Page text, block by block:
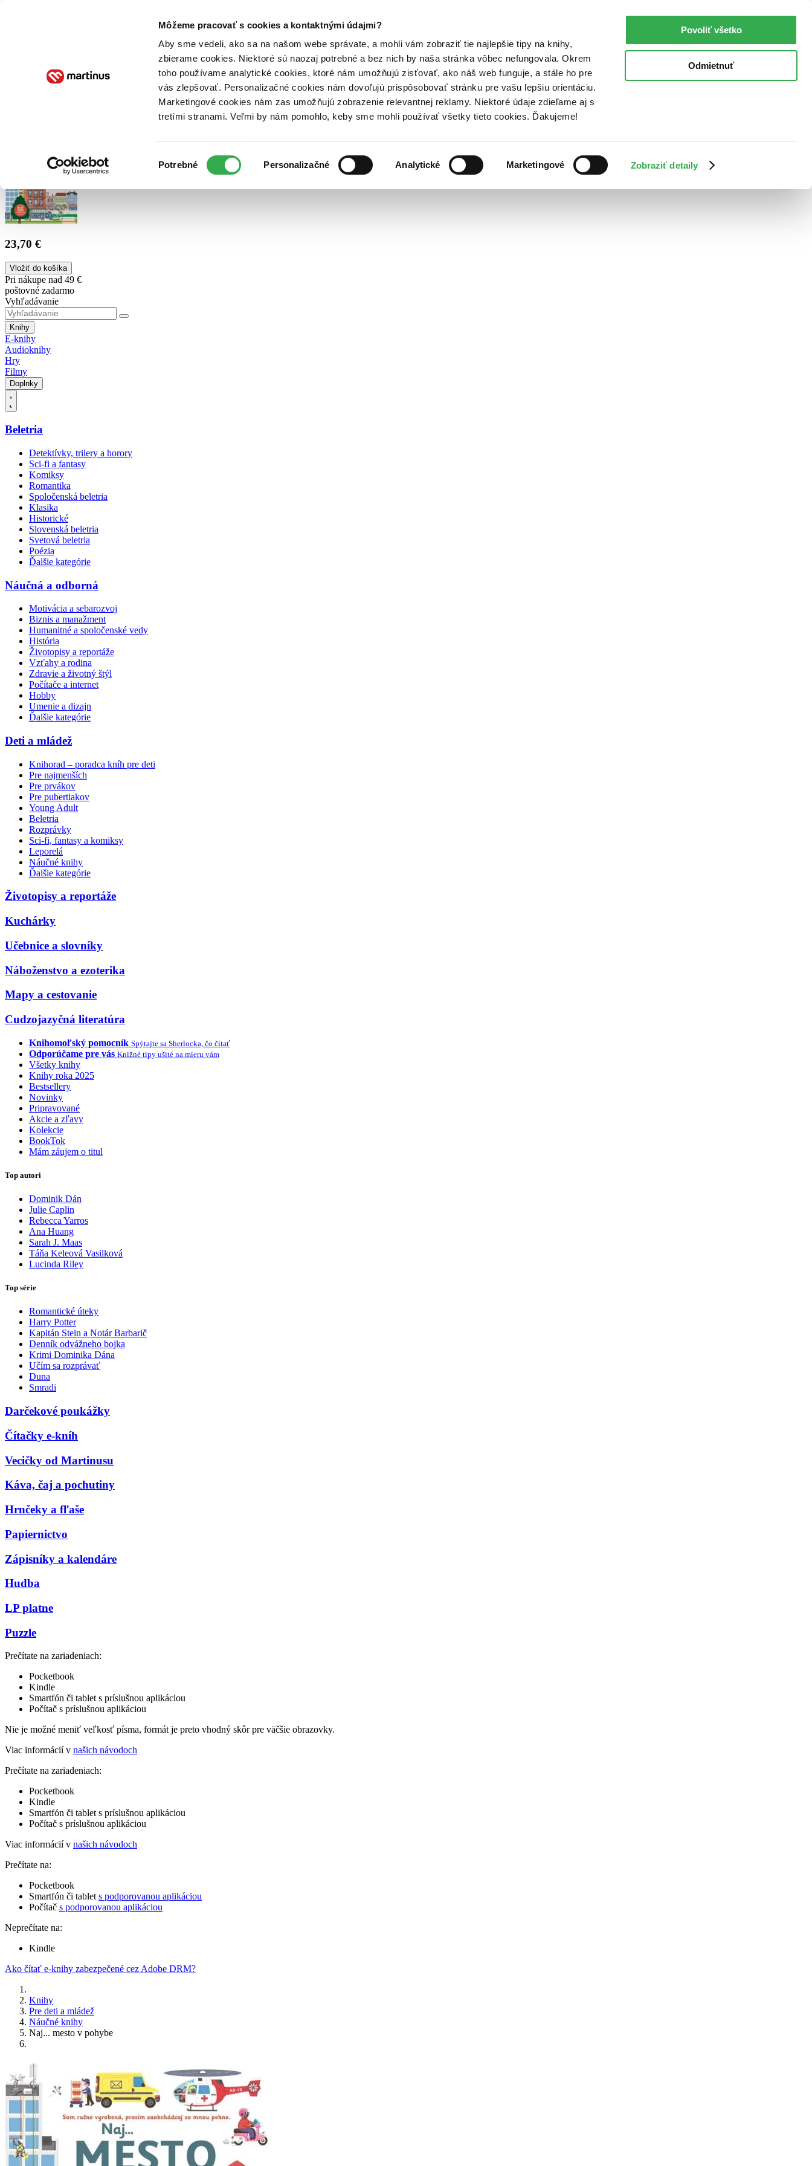
Môžeme pracovať s cookies a kontaktnými údajmi?
Aby sme vedeli, ako sa na našom webe správate, a mohli vám zobraziť tie najlepšie tipy na knihy,
zbierame cookies. Niektoré sú naozaj potrebné a bez nich by naša stránka vôbec nefungovala. Okrem
toho používame analytické cookies, ktoré nám umožňujú zisťovať, ako náš web funguje, a stále ho pre
vás zlepšovať. Personalizačné cookies nám dovoľujú prispôsobovať stránku pre vašu lepšiu orientáciu.
Marketingové cookies nám zas umožňujú zobrazenie relevantnej reklamy. Niektoré údaje zdieľame aj s
tretími stranami. Veľmi by nám pomohlo, keby sme mohli používať všetky tieto cookies. Ďakujeme!
súhlasu
Potrebné Personalizačné Analytické Marketingové Zobraziť detaily
Povoliť všetko
Odmietnuť
Poukážky Kontakt
23,70 €
Vložiť do košíka
Pri nákupe nad 49 €
poštovné zadarmo
Vyhľadávanie
Knihy
E-knihy
Audioknihy
Hry
Filmy
Doplnky
Beletria
Detektívky, trilery a horory
Sci-fi a fantasy
Komiksy
Romantika
Spoločenská beletria
Klasika
Historické
Slovenská beletria
Svetová beletria
Poézia
Ďalšie kategórie
Náučná a odborná
Motivácia a sebarozvoj
Biznis a manažment
Humanitné a spoločenské vedy
História
Životopisy a reportáže
Vzťahy a rodina
Zdravie a životný štýl
Počítače a internet
Hobby
Umenie a dizajn
Ďalšie kategórie
Deti a mládež
Knihorad – poradca kníh pre deti
Pre najmenších
Pre prvákov
Pre pubertiakov
Young Adult
Beletria
Rozprávky
Sci-fi, fantasy a komiksy
Leporelá
Náučné knihy
Ďalšie kategórie
Životopisy a reportáže
Kuchárky
Učebnice a slovníky
Náboženstvo a ezoterika
Mapy a cestovanie
Cudzojazyčná literatúra
Knihomoľský pomocník Spýtajte sa Sherlocka, čo čítať
Odporúčame pre vás Knižné tipy ušité na mieru vám
Všetky knihy
Knihy roka 2025
Bestsellery
Novinky
Pripravované
Akcie a zľavy
Kolekcie
BookTok
Mám záujem o titul
Top autori
Dominik Dán
Julie Caplin
Rebecca Yarros
Ana Huang
Sarah J. Maas
Táňa Keleová Vasilková
Lucinda Riley
Top série
Romantické úteky
Harry Potter
Kapitán Stein a Notár Barbarič
Denník odvážneho bojka
Krimi Dominika Dána
Učím sa rozprávať
Duna
Smradi
Darčekové poukážky
Čítačky e-kníh
Vecičky od Martinusu
Káva, čaj a pochutiny
Hrnčeky a fľaše
Papiernictvo
Zápisníky a kalendáre
Hudba
LP platne
Puzzle
Prečítate na zariadeniach:
Pocketbook
Kindle
Smartfón či tablet s príslušnou aplikáciou
Počítač s príslušnou aplikáciou
Nie je možné meniť veľkosť písma, formát je preto vhodný skôr pre väčšie obrazovky.
Viac informácií v našich návodoch
Prečítate na zariadeniach:
Pocketbook
Kindle
Smartfón či tablet s príslušnou aplikáciou
Počítač s príslušnou aplikáciou
Viac informácií v našich návodoch
Prečítate na:
Pocketbook
Smartfón či tablet s podporovanou aplikáciou
Počítač s podporovanou aplikáciou
Neprečítate na:
Kindle
Ako čítať e-knihy zabezpečené cez Adobe DRM?
Knihy
Pre deti a mládež
Náučné knihy
Naj... mesto v pohybe